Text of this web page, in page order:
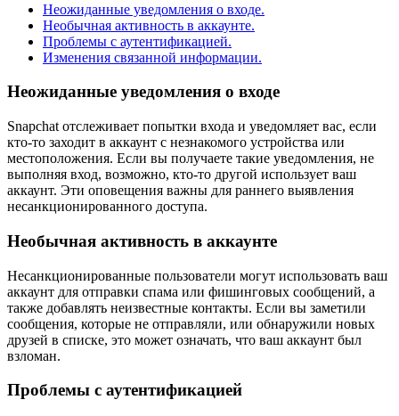
Неожиданные уведомления о входе.
Необычная активность в аккаунте.
Проблемы с аутентификацией.
Изменения связанной информации.
Неожиданные уведомления о входе
Snapchat отслеживает попытки входа и уведомляет вас, если
кто-то заходит в аккаунт с незнакомого устройства или
местоположения. Если вы получаете такие уведомления, не
выполняя вход, возможно, кто-то другой использует ваш
аккаунт. Эти оповещения важны для раннего выявления
несанкционированного доступа.
Необычная активность в аккаунте
Несанкционированные пользователи могут использовать ваш
аккаунт для отправки спама или фишинговых сообщений, а
также добавлять неизвестные контакты. Если вы заметили
сообщения, которые не отправляли, или обнаружили новых
друзей в списке, это может означать, что ваш аккаунт был
взломан.
Проблемы с аутентификацией